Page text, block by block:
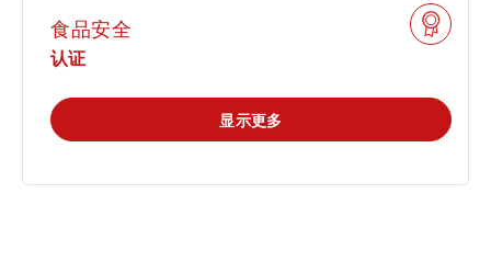
食品安全
认证
显示更多